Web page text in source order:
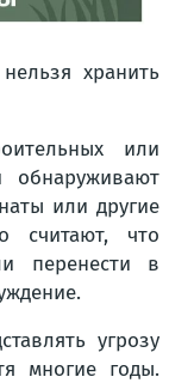
хранить
или
обнаруживают
или другие
считают, что
перенести в
угрозу
многие годы.